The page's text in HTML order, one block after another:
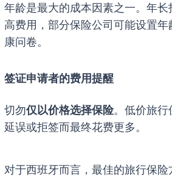
年龄是最大的成本因素之一。年
高费用，部分保险公司可能设置
康问卷。
签证申请者的费用提醒
切勿仅以价格选择保险。低价旅行
延误或拒签而最终花费更多。
对于西班牙而言，最佳的旅行保